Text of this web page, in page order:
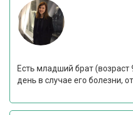
Есть младший брат (возраст
день в случае его болезни,